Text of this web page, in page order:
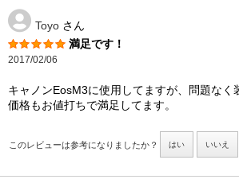
Toyo さん
満足です！
2017/02/06
キャノンEosM3に使用してますが、問題なく
価格もお値打ちで満足してます。
このレビューは参考になりましたか？ はい いいえ